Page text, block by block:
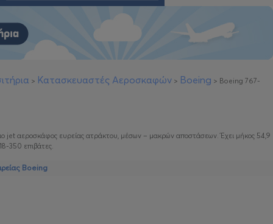
> Κατασκευαστές Αεροσκαφών > Boeing > Boeing 767-
jet αεροσκάφος ευρείας ατράκτου, μέσων – μακρών αποστάσεων. Έχει μήκος 54,9
350 επιβάτες.
Boeing